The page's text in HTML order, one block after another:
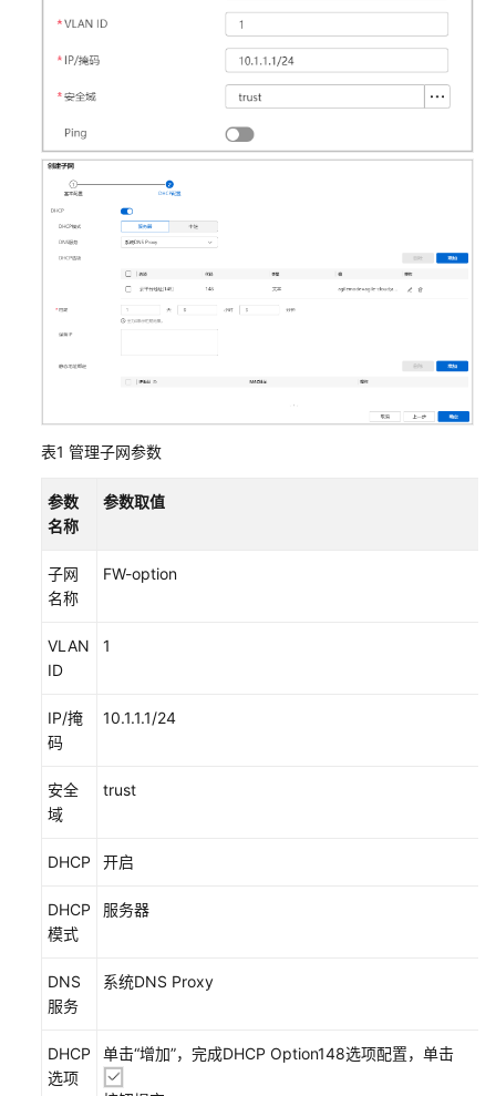
组
网
场
机
火
需
配
置
表1 管理子网参数
参数
名称
参数取值
子网
名称
FW-option
VLAN
ID
1
IP/掩
码
10.1.1.1/24
安全
域
trust
DHCP 开启
DHCP
模式
服务器
DNS
服务
系统DNS Proxy
DHCP
选项
单击“增加”，完成DHCP Option148选项配置，单击